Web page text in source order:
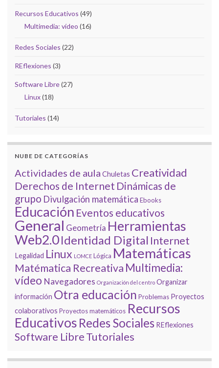
Recursos Educativos (49)
Multimedia: vídeo (16)
Redes Sociales (22)
REflexiones (3)
Software Libre(27)
Linux(18)
Tutoriales (14)
NUBE DE CATEGORÍAS
Actividades de aula Chuletas Creatividad
Derechos de Internet Dinámicas de
grupo Divulgación matemática Ebooks
Educación Eventos educativos
General Geometría Herramientas
Web2.0Identidad Digital Internet
Legalidad Linux LOMCE Lógica Matemáticas
Matématica Recreativa Multimedia:
vídeo Navegadores Organización del centro Organizar
información Otra educación Problemas Proyectos
colaborativos Proyectos matemáticos Recursos
Educativos Redes Sociales REflexiones
Software LibreTutoriales